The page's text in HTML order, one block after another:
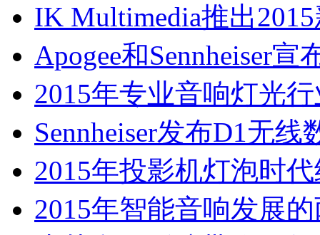
IK Multimedia推出
Apogee和Sennheiser宣
2015年专业音响灯光
Sennheiser发布D1无线
2015年投影机灯泡时
2015年智能音响发展